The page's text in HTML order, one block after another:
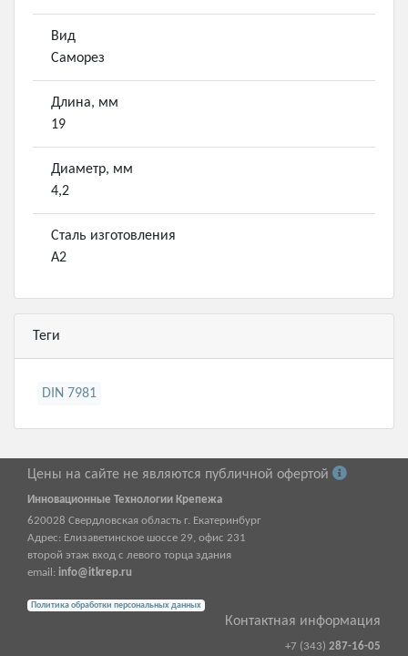
Вид
Саморез
Длина, мм
19
Диаметр, мм
4,2
Сталь изготовления
А2
Теги
DIN 7981
Цены на сайте не являются публичной офертой
Инновационные Технологии Крепежа
620028 Свердловская область г. Екатеринбург
Адрес: Елизаветинское шоссе 29, офис 231
второй этаж вход с левого торца здания
email: info@itkrep.ru
Политика обработки персональных данных
Контактная информация
+7 (343) 287-16-05